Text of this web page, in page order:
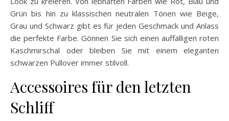
Grün bis hin zu klassischen neutralen Tönen wie Beige,
Grau und Schwarz gibt es für jeden Geschmack und Anlass
die perfekte Farbe. Gönnen Sie sich einen auffälligen roten
Kaschmirschal oder bleiben Sie mit einem eleganten
schwarzen Pullover immer stilvoll.
Accessoires für den letzten
Schliff